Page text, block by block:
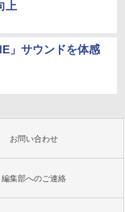
上
」サウンドを体感
お問い合わせ
編集部へのご連絡